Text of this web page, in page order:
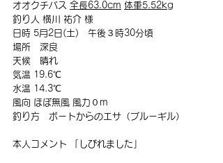
オオクチバス 全長63.0cm 体重5.52kg
釣り人 横川 祐介 様
日時 5月2日(土)　午後３時30分頃
場所　深良
天候　晴れ
気温 19.6℃
水温 14.3℃
風向 ほぼ無風 風力０m
釣り方　ボートからのエサ（ブルーギル）
本人コメント 「しびれました」